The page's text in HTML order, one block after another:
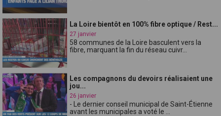
La Loire bientôt en 100% fibre optique / Rest...
27 janvier
58 communes de la Loire basculent vers la
fibre, marquant la fin du réseau cuivr...
Les compagnons du devoirs réalisaient une
jou...
26 janvier
- Le dernier conseil municipal de Saint-Étienne
avant les municipales a voté le ...